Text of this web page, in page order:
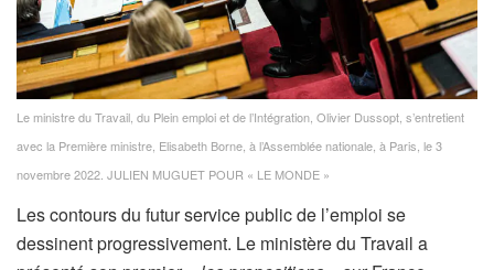
Le ministre du Travail, du Plein emploi et de l’Intégration, Olivier Dussopt, s’entretient
avec la Première ministre, Elisabeth Borne, à l’Assemblée nationale, à Paris, le 3
novembre 2022. JULIEN MUGUET POUR « LE MONDE »
Les contours du futur service public de l’emploi se
dessinent progressivement. Le ministère du Travail a